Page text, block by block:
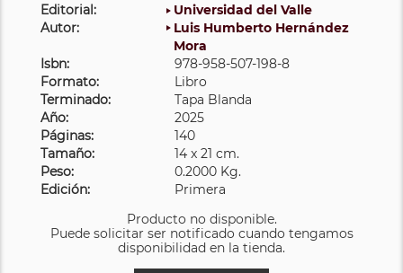
Editorial:
Universidad del Valle
Autor:
Luis Humberto Hernández
Mora
Isbn:
978-958-507-198-8
Formato:
Libro
Terminado:
Tapa Blanda
Año:
2025
Páginas:
140
Tamaño:
14 x 21 cm.
Peso:
0.2000 Kg.
Edición:
Primera
Producto no disponible.
Puede solicitar ser notificado cuando tengamos
disponibilidad en la tienda.